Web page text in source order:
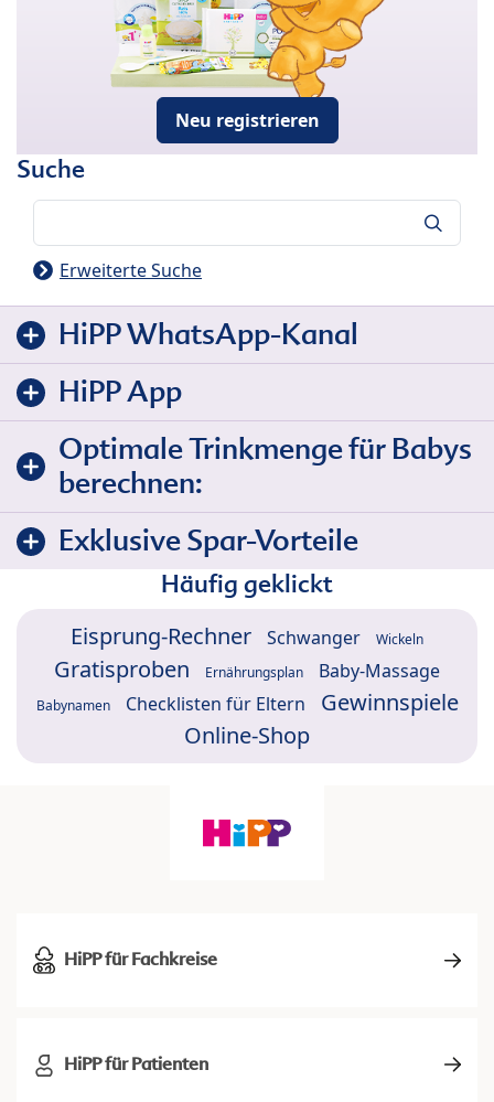
Neu registrieren
Suche
Erweiterte Suche
HiPP WhatsApp-Kanal
HiPP App
Optimale Trinkmenge für Babys
berechnen:
Exklusive Spar-Vorteile
Häufig geklickt
Eisprung-Rechner Schwanger Wickeln
Gratisproben Ernährungsplan Baby-Massage
Babynamen Checklisten für Eltern
Gewinnspiele
Online-Shop
HiPP für Fachkreise
HiPP für Patienten